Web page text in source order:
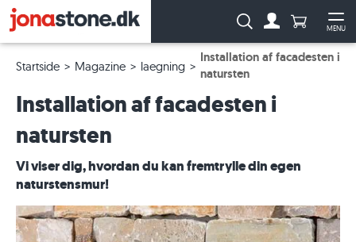
MENU
Søg: Antal
Startside Magazine laegning
Installation af facadesten i
natursten
Installation af facadesten i
natursten
Vi viser dig, hvordan du kan fremtrylle din egen
naturstensmur!